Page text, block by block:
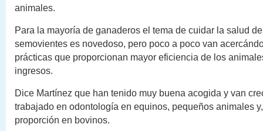
animales.
Para la mayoría de ganaderos el tema de cuidar la salud
semovientes es novedoso, pero poco a poco van
prácticas que proporcionan mayor eficiencia de los
ingresos.
Dice Martínez que han tenido muy buena acogida y van
trabajado en odontología en equinos, pequeños animales
proporción en bovinos.